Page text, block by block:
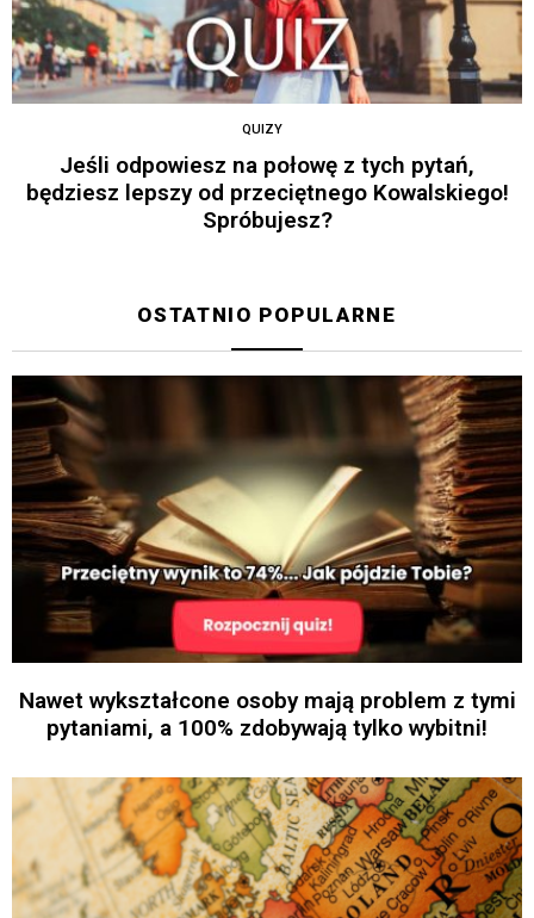
QUIZY
Jeśli odpowiesz na połowę z tych pytań,
będziesz lepszy od przeciętnego Kowalskiego!
Spróbujesz?
OSTATNIO POPULARNE
Nawet wykształcone osoby mają problem z tymi
pytaniami, a 100% zdobywają tylko wybitni!